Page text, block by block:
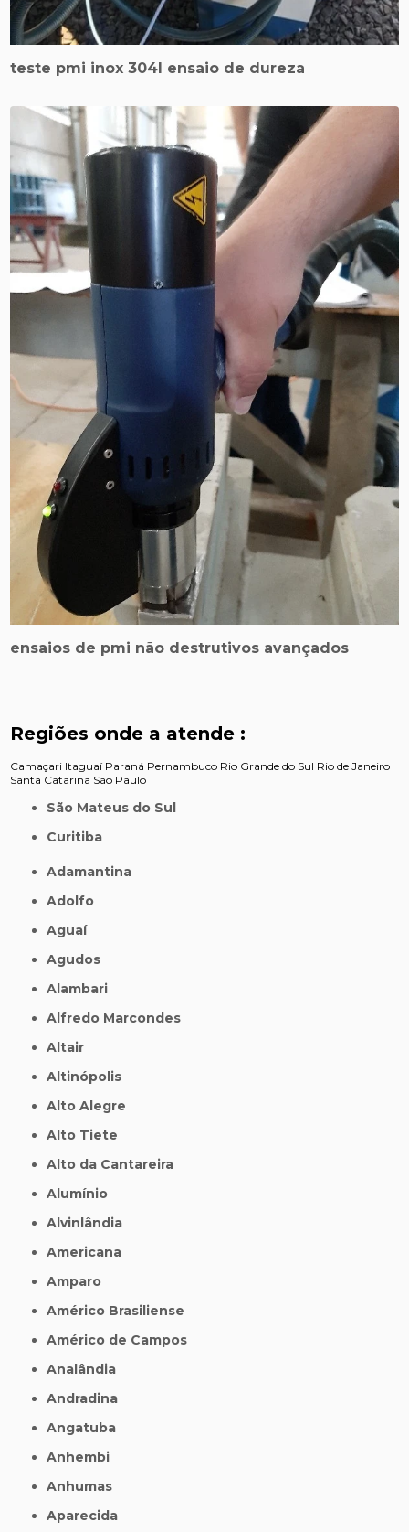
teste pmi inox 304l ensaio de dureza
ensaios de pmi não destrutivos avançados
Regiões onde a atende :
Camaçari Itaguaí Paraná Pernambuco Rio Grande do Sul Rio de Janeiro
Santa Catarina São Paulo
São Mateus do Sul
Curitiba
Adamantina
Adolfo
Aguaí
Agudos
Alambari
Alfredo Marcondes
Altair
Altinópolis
Alto Alegre
Alto Tiete
Alto da Cantareira
Alumínio
Alvinlândia
Americana
Amparo
Américo Brasiliense
Américo de Campos
Analândia
Andradina
Angatuba
Anhembi
Anhumas
Aparecida